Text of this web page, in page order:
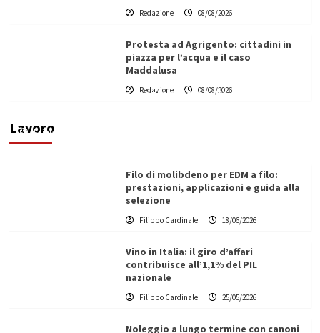
Redazione 08/08/2026
Protesta ad Agrigento: cittadini in
piazza per l’acqua e il caso
Maddalusa
Redazione 08/08/2026
Lavoro
L’ingegnere saccense Buscarnera partner chiave
di un progetto transnazionale per la transizione
Filippo Cardinale
Filo di molibdeno per EDM a filo:
prestazioni, applicazioni e guida alla
selezione
Filippo Cardinale 18/06/2026
Vino in Italia: il giro d’affari
contribuisce all’1,1% del PIL
nazionale
Filippo Cardinale 25/05/2026
Noleggio a lungo termine con canoni